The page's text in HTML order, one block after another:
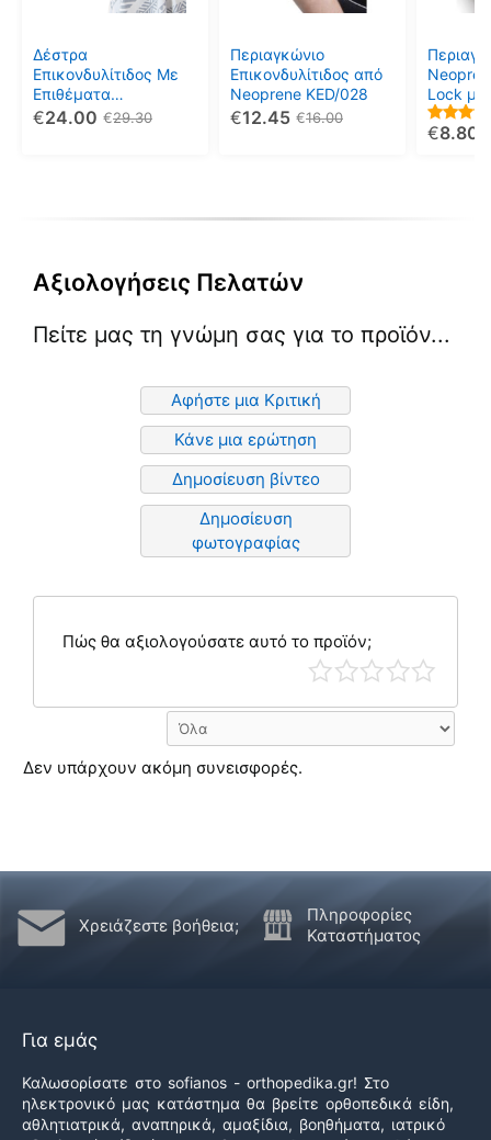
Δέστρα
Επικονδυλίτιδος Με
Επιθέματα
Σιλικόνης/Gel 03-2-
29.30
€
24.00
€
μπορούν
να
επιλεγούν
στη
Περιαγκώνιο
Επικονδυλίτιδος από
Neoprene KED/028
16.00
€
12.45
€
μπορούν
να
επιλεγούν
στη
Lock με
Elbow)
5.00
out of 5
8.80
€
να
στη
σελίδα
Αξιολογήσεις Πελατών
Πείτε μας τη γνώμη σας για το προϊόν...
Αφήστε μια Κριτική
Κάνε μια ερώτηση
Δημοσίευση βίντεο
Δημοσίευση
φωτογραφίας
Πώς θα αξιολογούσατε αυτό το προϊόν;
Δεν υπάρχουν ακόμη συνεισφορές.
Χρειάζεστε βοήθεια;
Πληροφορίες
Καταστήματος
Για εμάς
Καλωσορίσατε στο sofianos - orthopedika.gr! Στο
ηλεκτρονικό μας κατάστημα θα βρείτε ορθοπεδικά είδη,
αθλητιατρικά, αναπηρικά, αμαξίδια, βοηθήματα, ιατρικό